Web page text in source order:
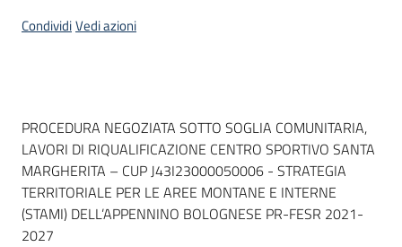
CondividiVedi azioni
Dati del bando
PROCEDURA NEGOZIATA SOTTO SOGLIA COMUNITARIA,
LAVORI DI RIQUALIFICAZIONE CENTRO SPORTIVO SANTA
MARGHERITA – CUP J43I23000050006 - STRATEGIA
TERRITORIALE PER LE AREE MONTANE E INTERNE
(STAMI) DELL’APPENNINO BOLOGNESE PR-FESR 2021-
2027